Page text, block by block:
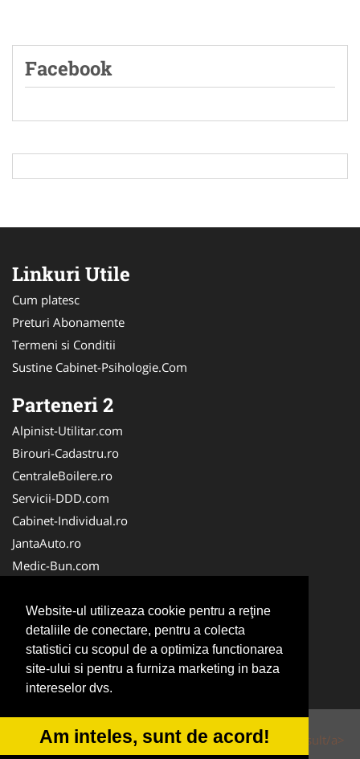
Website-ul utilizeaza cookie pentru a reţine
detaliile de conectare, pentru a colecta
statistici cu scopul de a optimiza functionarea
site-ului si pentru a furniza marketing in baza
intereselor dvs.
Am inteles, sunt de acord!
Facebook
Linkuri Utile
Cum platesc
Preturi Abonamente
Termeni si Conditii
Sustine Cabinet-Psihologie.Com
Parteneri 2
Alpinist-Utilitar.com
Birouri-Cadastru.ro
CentraleBoilere.ro
Servicii-DDD.com
Cabinet-Individual.ro
JantaAuto.ro
Medic-Bun.com
Apicultorul.com
CentruInchirieri.ro
Oftalmologul.ro
Stomatologul.com
© 2014-2026 Powered byVilonMedia&Tokaido Consult/a>